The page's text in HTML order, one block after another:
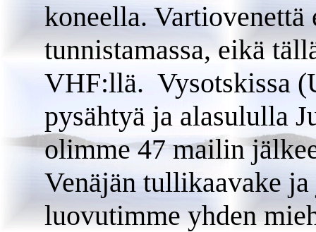
koneella.
tunnistamassa, eikä
VHF:llä. Vysotskissa
pysähtyä ja alasululla
olimme 47 mailin
Venäjän tullikaavake
luovutimme yhden